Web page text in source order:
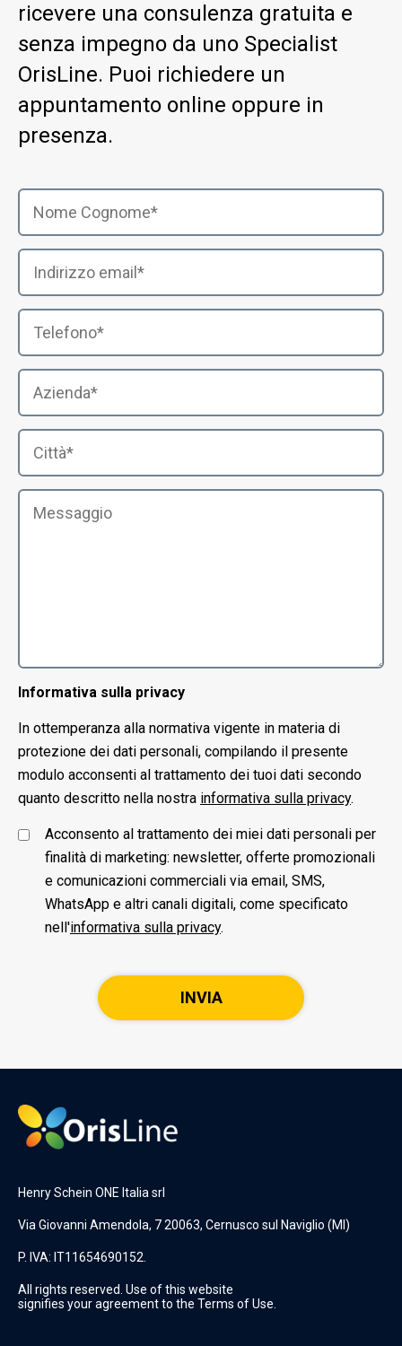
ricevere una consulenza gratuita e
senza impegno da uno Specialist
OrisLine. Puoi richiedere un
appuntamento online oppure in
presenza.
Informativa sulla privacy
In ottemperanza alla normativa vigente in materia di
protezione dei dati personali, compilando il presente
modulo acconsenti al trattamento dei tuoi dati secondo
quanto descritto nella nostra informativa sulla privacy.
Acconsento al trattamento dei miei dati personali per
finalità di marketing: newsletter, offerte promozionali
e comunicazioni commerciali via email, SMS,
WhatsApp e altri canali digitali, come specificato
nell'informativa sulla privacy.
Henry Schein ONE Italia srl
Via Giovanni Amendola, 7 20063, Cernusco sul Naviglio (MI)
P. IVA: IT11654690152.
All rights reserved. Use of this website
signifies your agreement to the Terms of Use.